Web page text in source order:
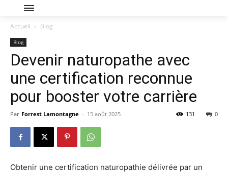
Accueil Blog
Blog
Devenir naturopathe avec
une certification reconnue
pour booster votre carrière
Par Forrest Lamontagne - 15 août 2025 0
131
Obtenir une certification naturopathie délivrée par un